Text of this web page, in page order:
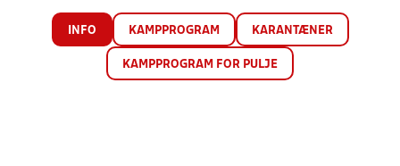
INFO KAMPPROGRAM KARANTÆNER
KAMPPROGRAM FOR PULJE